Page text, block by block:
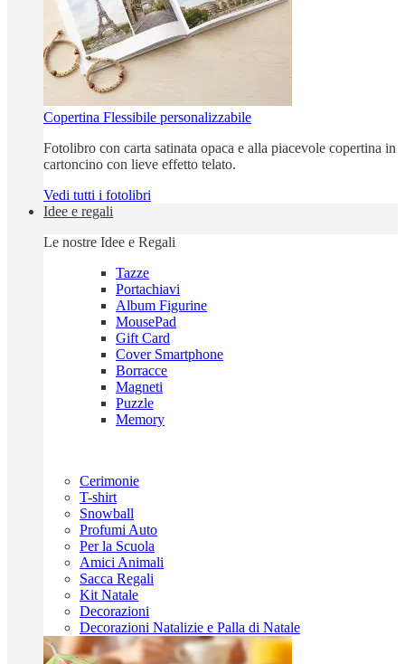
Copertina Flessibile personalizzabile
Fotolibro con carta satinata opaca e alla piacevole copertina in
cartoncino con lieve effetto telato.
Vedi tutti i fotolibri
Idee e regali
Le nostre Idee e Regali
Tazze
Portachiavi
Album Figurine
MousePad
Gift Card
Cover Smartphone
Borracce
Magneti
Puzzle
Memory
Cerimonie
T-shirt
Snowball
Profumi Auto
Per la Scuola
Amici Animali
Sacca Regali
Kit Natale
Decorazioni
Decorazioni Natalizie e Palla di Natale